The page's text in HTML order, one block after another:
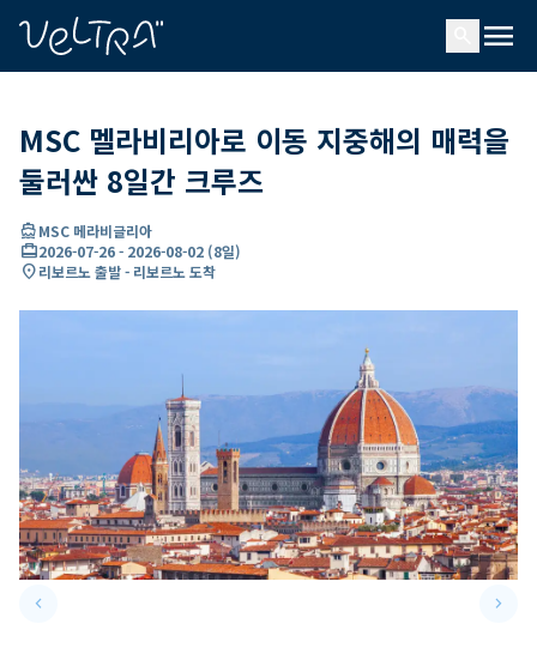
menu
MSC 멜라비리아로 이동 지중해의 매력을
둘러싼 8일간 크루즈
directions_boatMSC 메라비글리아
card_travel2026-07-26- 2026-08-02 (8일)
location_on리보르노 출발 - 리보르노 도착
keyboard_arrow_leftPrevious slide keyboard_arrow_right